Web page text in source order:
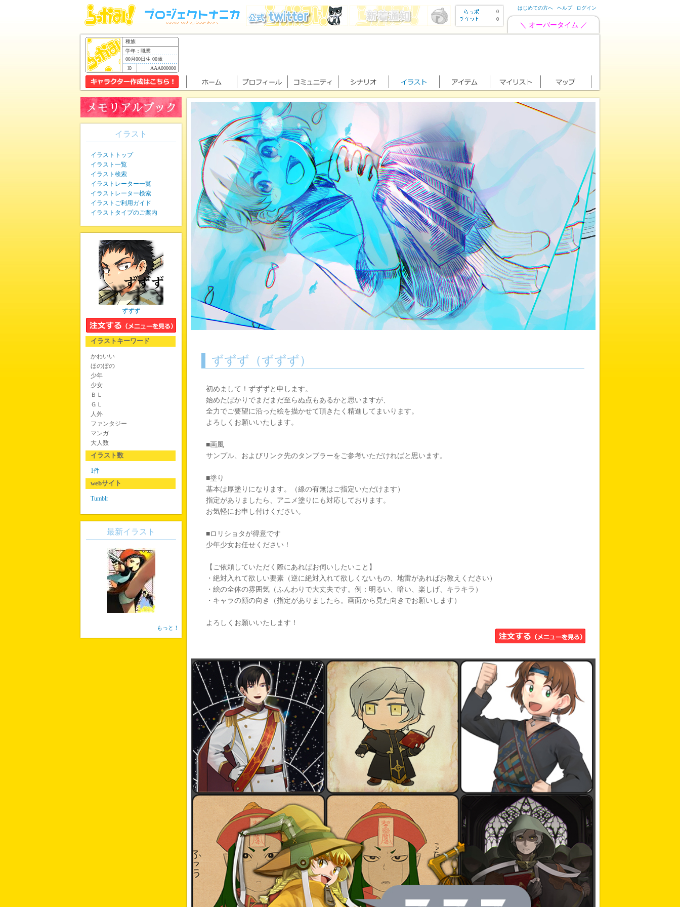
0
0
はじめての方へ ヘルプ ログイン
＼ オーバータイム ／
種族
学年：職業
00月00日生 00歳
AAA000000
ずずず（ずずず）
初めまして！ずずずと申します。
始めたばかりでまだまだ至らぬ点もあるかと思いますが、
全力でご要望に沿った絵を描かせて頂きたく精進してまいります。
よろしくお願いいたします。
■画風
サンプル、およびリンク先のタンブラーをご参考いただければと思います。
■塗り
基本は厚塗りになります。（線の有無はご指定いただけます）
指定がありましたら、アニメ塗りにも対応しております。
お気軽にお申し付けください。
■ロリショタが得意です
少年少女お任せください！
【ご依頼していただく際にあればお伺いしたいこと】
・絶対入れて欲しい要素（逆に絶対入れて欲しくないもの、地雷があればお教えください）
・絵の全体の雰囲気（ふんわりで大丈夫です。例：明るい、暗い、楽しげ、キラキラ）
・キャラの顔の向き（指定がありましたら。画面から見た向きでお願いします）
よろしくお願いいたします！
イラスト
イラストトップ
イラスト一覧
イラスト検索
イラストレーター一覧
イラストレーター検索
イラストご利用ガイド
イラストタイプのご案内
ずずず
イラストキーワード
かわいい
ほのぼの
少年
少女
ＢＬ
ＧＬ
人外
ファンタジー
マンガ
大人数
イラスト数
1件
webサイト
Tumblr
最新イラスト
もっと！